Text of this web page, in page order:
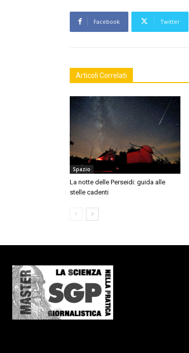
Facebook Twitter
Articoli Correlati
Spazio
La notte delle Perseidi: guida alle
stelle cadenti